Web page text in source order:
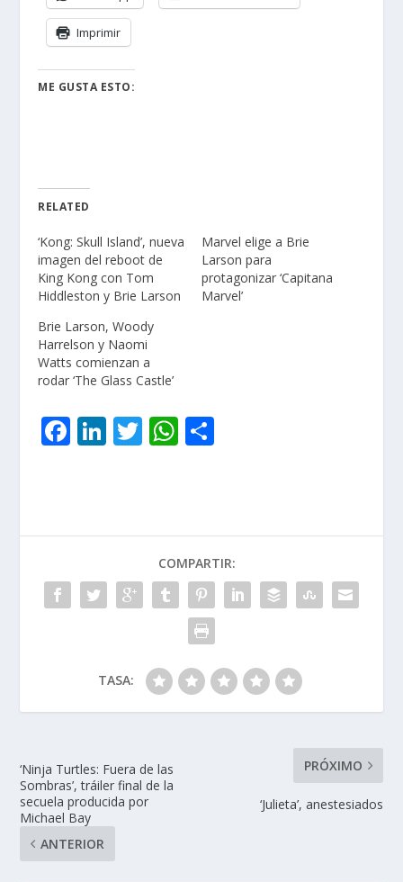
Imprimir
ME GUSTA ESTO:
RELATED
‘Kong: Skull Island’, nueva
imagen del reboot de
King Kong con Tom
Hiddleston y Brie Larson
Marvel elige a Brie
Larson para
protagonizar ‘Capitana
Marvel’
Brie Larson, Woody
Harrelson y Naomi
Watts comienzan a
rodar ‘The Glass Castle’
F
o
o
k
Li
dI
n
T W
A
p
p
ar
ti
r
COMPARTIR:
TASA:
‘Ninja Turtles: Fuera de las
Sombras’, tráiler final de la
secuela producida por
Michael Bay
ANTERIOR
PRÓXIMO
‘Julieta’, anestesiados